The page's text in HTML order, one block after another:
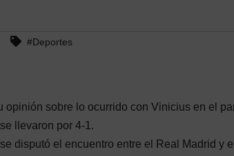
#Deportes
opinión sobre lo ocurrido con Vinicius en el
llevaron por 4-1.
disputó el encuentro entre el Real Madrid y